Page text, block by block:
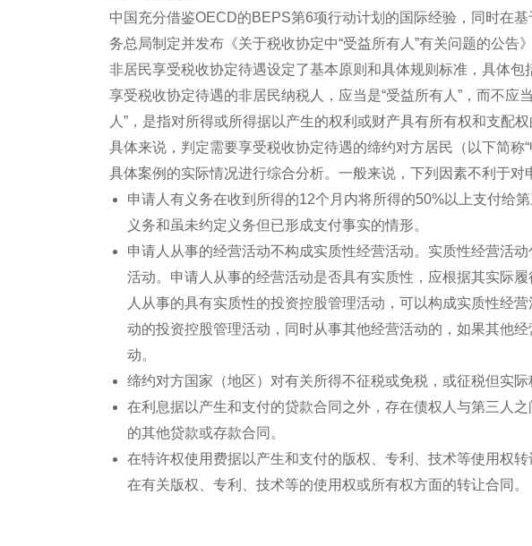
中国充分借鉴OECD的BEPS第6项行动计划的国际经验，同时在
务总局制定并发布《关于税收协定中“受益所有人”有关问题的公告
非居民享受税收协定待遇设定了基本原则和具体规则标准，具体包
享受税收协定待遇的非居民纳税人，应当是“受益所有人”，而不应
人”，是指对所得或所得据以产生的权利或财产具有所有权和支配权
具体来说，判定需要享受税收协定待遇的缔约对方居民（以下简称“
具体案例的实际情况进行综合分析。一般来说，下列因素不利于对
申请人有义务在收到所得的12个月内将所得的50%以上支付给
义务和虽未约定义务但已形成支付事实的情形。
申请人从事的经营活动不构成实质性经营活动。实质性经营活
活动。申请人从事的经营活动是否具有实质性，应根据其实际
人从事的具有实质性的投资控股管理活动，可以构成实质性经
动的投资控股管理活动，同时从事其他经营活动的，如果其他
动。
缔约对方国家（地区）对有关所得不征税或免税，或征税但实际
在利息据以产生和支付的贷款合同之外，存在债权人与第三人
的其他贷款或存款合同。
在特许权使用费据以产生和支付的版权、专利、技术等使用权
在有关版权、专利、技术等的使用权或所有权方面的转让合同。